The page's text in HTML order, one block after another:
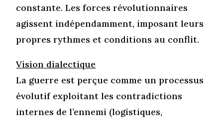
constante. Les forces révolutionnaires
agissent indépendamment, imposant leurs
propres rythmes et conditions au conflit.
Vision dialectique
La guerre est perçue comme un processus
évolutif exploitant les contradictions
internes de l’ennemi (logistiques,